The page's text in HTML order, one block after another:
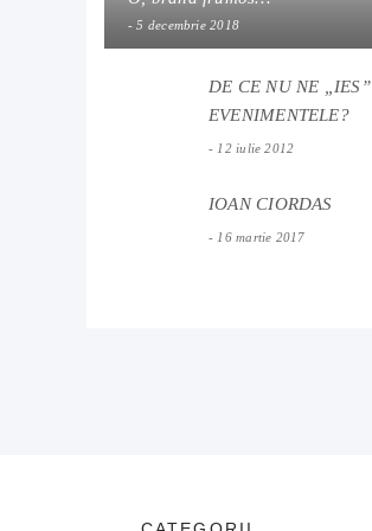
5 decembrie 2018
DE CE NU NE „IES”
EVENIMENTELE?
12 iulie 2012
IOAN CIORDAS
16 martie 2017